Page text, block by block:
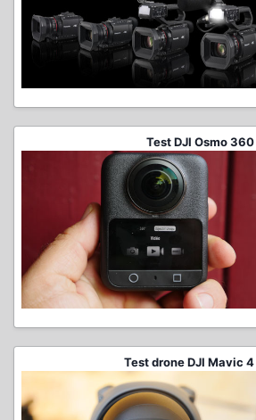
Test DJI Osmo 360
Test drone DJI Mavic 4